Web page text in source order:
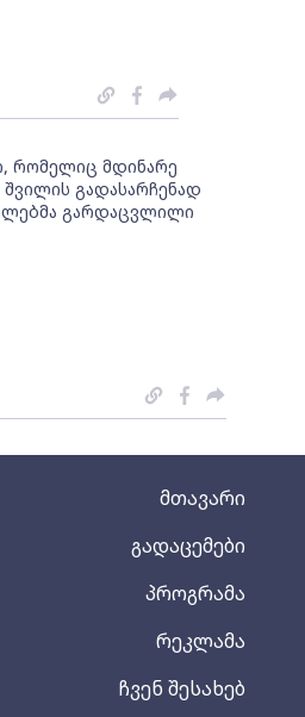
მთავარი
გადაცემები
პროგრამა
რეკლამა
ჩვენ შესახებ
რომელიც მდინარე
გადასარჩენად
გარდაცვლილი